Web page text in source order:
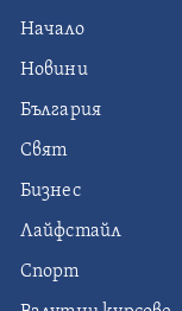
Начало
Новини
България
Свят
Бизнес
Лайфстайл
Спорт